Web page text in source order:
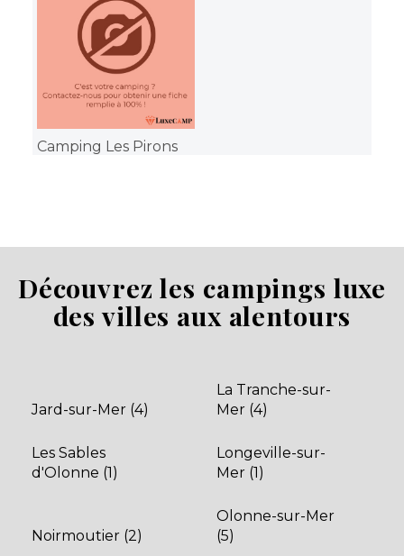
Camping Les Pirons
Sables-d'Olonne, Vendée , Pays de la Loire
Découvrez les campings luxe
des villes aux alentours
Jard-sur-Mer (4)
La Tranche-sur-
Mer (4)
Les Sables
d'Olonne (1)
Longeville-sur-
Mer (1)
Noirmoutier (2)
Olonne-sur-Mer
(5)